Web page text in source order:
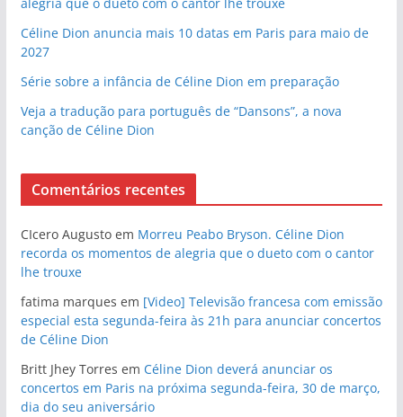
Céline Dion anuncia mais 10 datas em Paris para maio de
2027
Série sobre a infância de Céline Dion em preparação
Veja a tradução para português de “Dansons”, a nova
canção de Céline Dion
Comentários recentes
CIcero Augustoem Morreu Peabo Bryson. Céline Dion
recorda os momentos de alegria que o dueto com o cantor
lhe trouxe
fatima marques em [Video] Televisão francesa com emissão
especial esta segunda-feira às 21h para anunciar concertos
de Céline Dion
Britt Jhey Torres em Céline Dion deverá anunciar os
concertos em Paris na próxima segunda-feira, 30 de março,
dia do seu aniversário